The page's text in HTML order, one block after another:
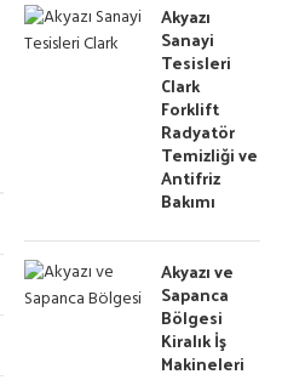
Akyazı
Sanayi
Tesisleri
Clark
Forklift
Radyatör
Temizliği ve
Antifriz
Bakımı
Akyazı ve
Sapanca
Bölgesi
Kiralık İş
Makineleri